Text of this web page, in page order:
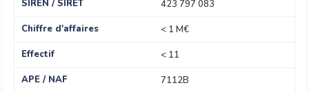
SIREN / SIRET
423 797 083
Chiffre d'affaires
< 1 M€
Effectif
< 11
APE / NAF
7112B